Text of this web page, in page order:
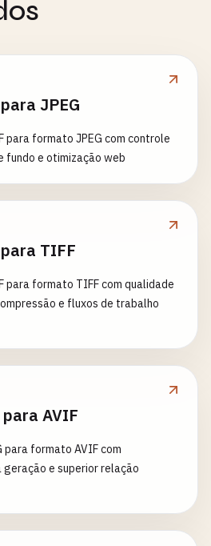
JPEG
para formato JPEG com controle
fundo e otimização web
TIFF
para formato TIFF com qualidade
e fluxos de trabalho
AVIF
para formato AVIF com
e superior relação